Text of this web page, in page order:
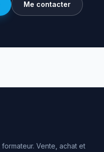
Me contacter
formateur. Vente, achat et